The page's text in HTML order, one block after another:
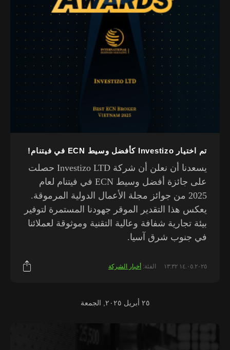
تم اختيار Investizo كأفضل وسيط ECN في فيتنام!
يسعدنا أن نعلن أن شركة Investizo LTD حصلت
على جائزة أفضل وسيط ECN في فيتنام لعام
2025 من جوائز مجلة الأعمال الدولية المرموقة.
يعكس هذا التقدير الموقر جهودنا المستمرة لتوفير
بيئة تجارية شفافة وعالية التقنية وموثوقة لعملائنا
في جنوب شرق آسيا.
١٤.٠٥.٢٠٢٥ ١٣:٣٢ الفئة: أخبار الشركة
٢٥ أبريل ٢٠٢٥, الجمعة